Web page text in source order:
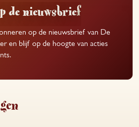
de nieuwsbrief
op de nieuwsbrief van De
en blijf op de hoogte van acties